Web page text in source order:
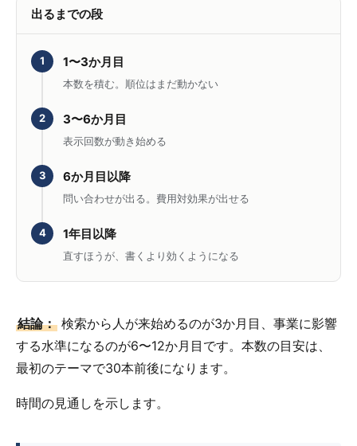
出るまでの段
1 1〜3か月目
本数を積む。順位はまだ動かない
2 3〜6か月目
表示回数が動き始める
3 6か月目以降
問い合わせが出る。費用対効果が出せる
4 1年目以降
直すほうが、書くより効くようになる
結論： 検索から人が来始めるのが3か月目、事業に影響
する水準になるのが6〜12か月目です。本数の目安は、
最初のテーマで30本前後になります。
時間の見通しを示します。